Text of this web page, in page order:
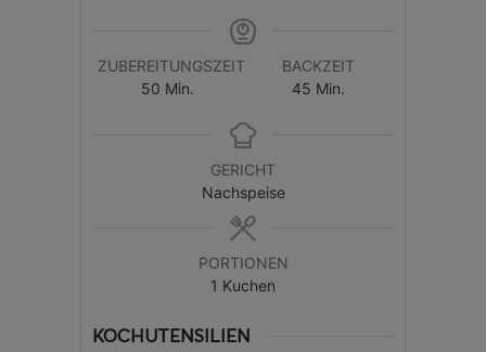
ZUBEREITUNGSZEIT
50 Min.
BACKZEIT
45 Min.
GERICHT
Nachspeise
PORTIONEN
1 Kuchen
KOCHUTENSILIEN